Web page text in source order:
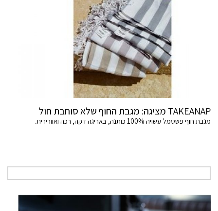
TAKEANAP מציגה: מגבת החוף שלא סוחבת חול
מגבת חוף פשטמל עשויה 100% כותנה, באריגה דקה, רכה ואוורירית.